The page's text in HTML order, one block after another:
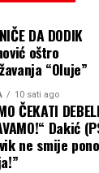
DA DODIK
oštro
“Oluje”
10 sati ago
ČEKATI
Dakić
ne smije